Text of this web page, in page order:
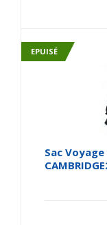
EPUISÉ
Sac